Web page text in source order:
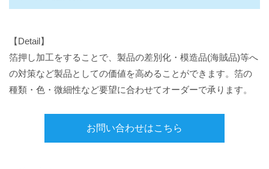
【Detail】
箔押し加工をすることで、製品の差別化・模造品(海賊品)等へ
の対策など製品としての価値を高めることができます。箔の
種類・色・微細性など要望に合わせてオーダーで承ります。
お問い合わせはこちら